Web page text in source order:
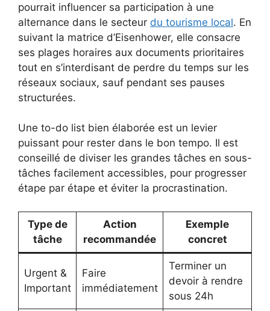
pourrait influencer sa participation à une
alternance dans le secteur du tourisme local. En
suivant la matrice d’Eisenhower, elle consacre
ses plages horaires aux documents prioritaires
tout en s’interdisant de perdre du temps sur les
réseaux sociaux, sauf pendant ses pauses
structurées.
Une to-do list bien élaborée est un levier
puissant pour rester dans le bon tempo. Il est
conseillé de diviser les grandes tâches en sous-
tâches facilement accessibles, pour progresser
étape par étape et éviter la procrastination.
Type de
tâche
Action
recommandée
Exemple
concret
Urgent &
Important
Faire
immédiatement
Terminer un
devoir à rendre
sous 24h